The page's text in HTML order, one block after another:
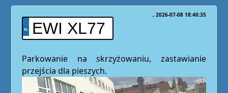
EWI XL77
2026-07-08 18:40:35
Parkowanie na skrzyżowaniu, zastawianie
przejścia dla pieszych.